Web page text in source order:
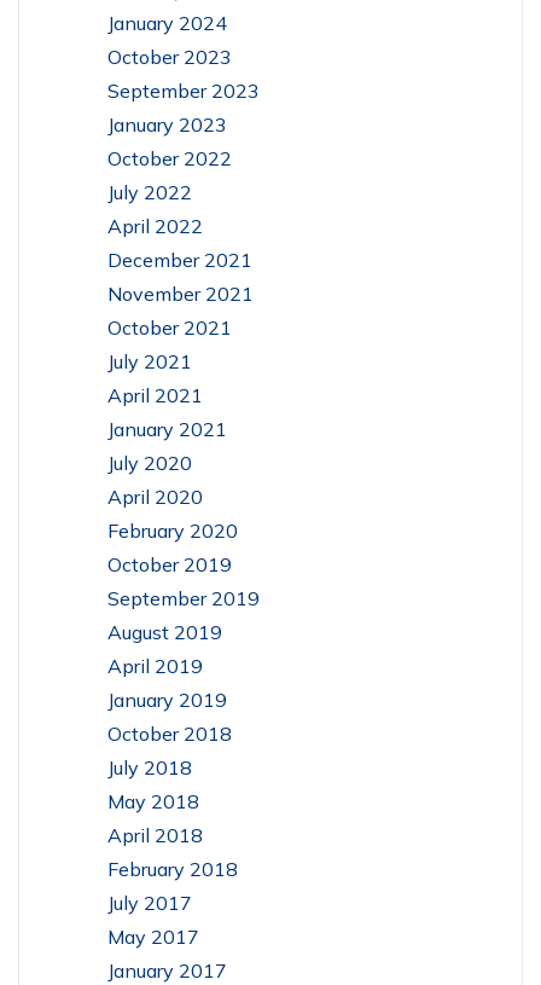
January 2024
October 2023
September 2023
January 2023
October 2022
July 2022
April 2022
December 2021
November 2021
October 2021
July 2021
April 2021
January 2021
July 2020
April 2020
February 2020
October 2019
September 2019
August 2019
April 2019
January 2019
October 2018
July 2018
May 2018
April 2018
February 2018
July 2017
May 2017
January 2017